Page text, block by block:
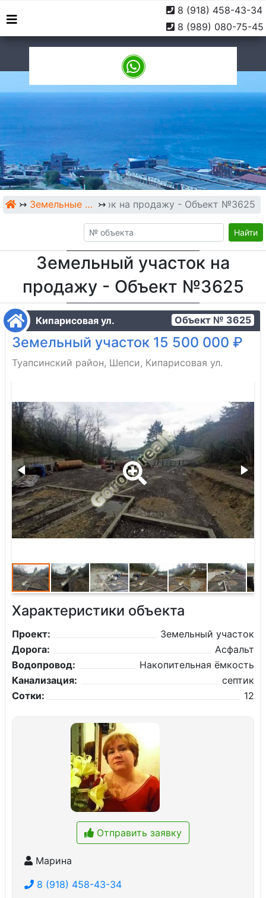
9:00 -
18:00
8 (918) 458-43-34
8 (989) 080-75-45
↣ Земельные участки ↣
Земельный участок на продажу - Объект №3625
Найти
Земельный участок на
продажу - Объект №3625
Кипарисовая ул. Объект № 3625
Земельный участок 15 500 000 ₽
Туапсинский район, Шепси, Кипарисовая ул.
Характеристики объекта
Проект:
Земельный участок
Дорога:
Асфальт
Водопровод:
Накопительная ёмкость
Канализация:
септик
Сотки:
12
Отправить заявку
Марина
8 (918) 458-43-34